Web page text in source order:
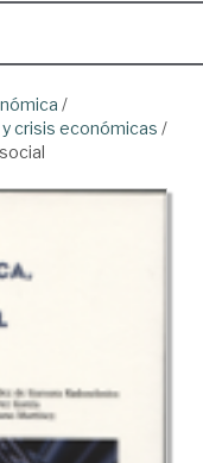
/
crisis económicas /